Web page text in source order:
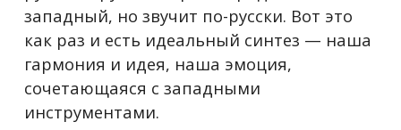
западный, но звучит по-русски. Вот это
как раз и есть идеальный синтез — наша
гармония и идея, наша эмоция,
сочетающаяся с западными
инструментами.